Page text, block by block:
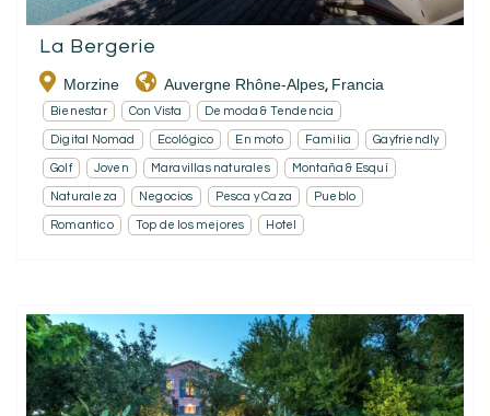
La Bergerie
Morzine Auvergne Rhône-Alpes, Francia
Bienestar Con Vista De moda & Tendencia
Digital Nomad Ecológico En moto Familia Gayfriendly
Golf Joven Maravillas naturales Montaña & Esquí
Naturaleza Negocios Pesca y Caza Pueblo
Romantico Top de los mejores Hotel